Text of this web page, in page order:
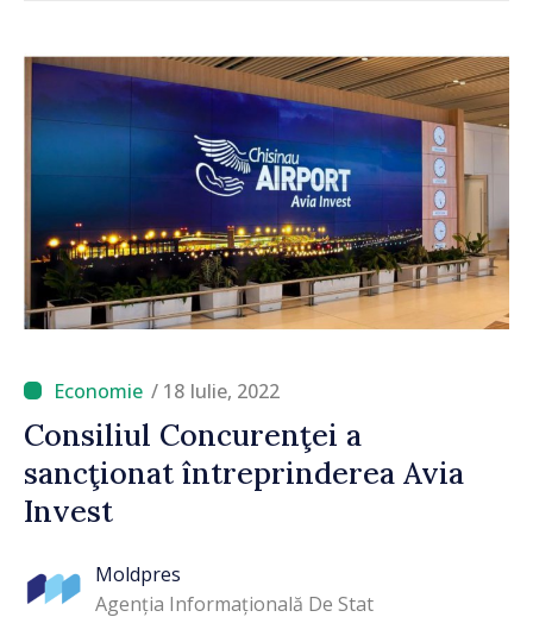
/ 18 Iulie, 2022
Consiliul Concurenţei a
sancţionat întreprinderea Avia
Invest
Moldpres
Agenția Informațională De Stat